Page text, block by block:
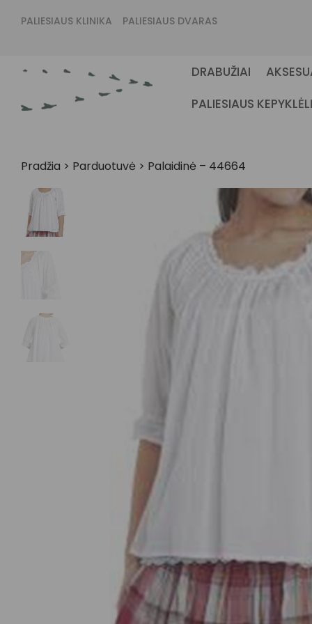
PALIESIAUS KLINIKA PALIESIAUS DVARAS
DRABUŽIAI
PALIESIAUS
Pradžia > Parduotuvė > Palaidinė – 44664